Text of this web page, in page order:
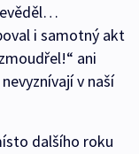
i samotný akt
ani
v naší
dalšího roku